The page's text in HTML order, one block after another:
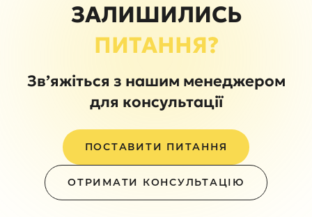
ЗАЛИШИЛИСЬ
ПИТАННЯ?
Зв’яжіться з нашим менеджером
для консультації
ПОСТАВИТИ ПИТАННЯ
ОТРИМАТИ КОНСУЛЬТАЦІЮ